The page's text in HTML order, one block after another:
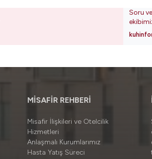
Soru
MİSAFİR REHBERİ
Misafir İlişkileri ve Otelcilik
Hizmetleri
Anlaşmalı Kurumlarımız
Hasta Yatış Süreci